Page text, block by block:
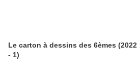
Le carton à dessins des 6èmes (2022
- 1)